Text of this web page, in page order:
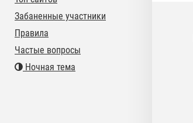
Забаненные участники
Правила
Частые вопросы
Ночная тема